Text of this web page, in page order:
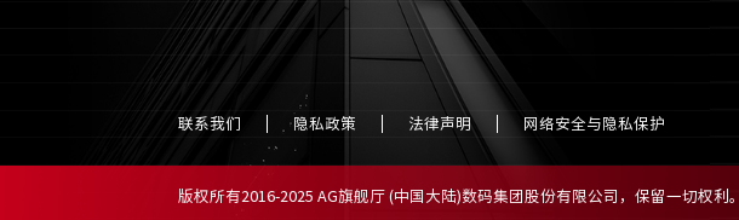
联系我们 隐私政策 法律声明 网络安全与隐私保护
版权所有2016-2025 AG旗舰厅 (中国大陆)数码集团股份有限公司，保留一切权利。